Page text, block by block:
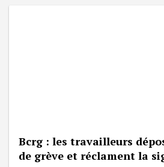
Bcrg : les travailleurs
de grève et réclament la